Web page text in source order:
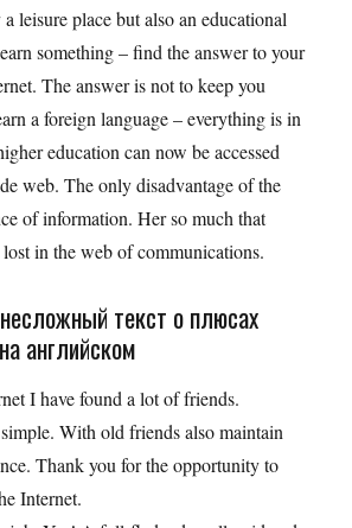
leisure place but also an educational
something – find the answer to your
The answer is not to keep you
a foreign language – everything is in
education can now be accessed
web. The only disadvantage of the
of information. Her so much that
lost in the web of communications.
текст о плюсах
английском
I have found a lot of friends.
With old friends also maintain
Thank you for the opportunity to
Internet.